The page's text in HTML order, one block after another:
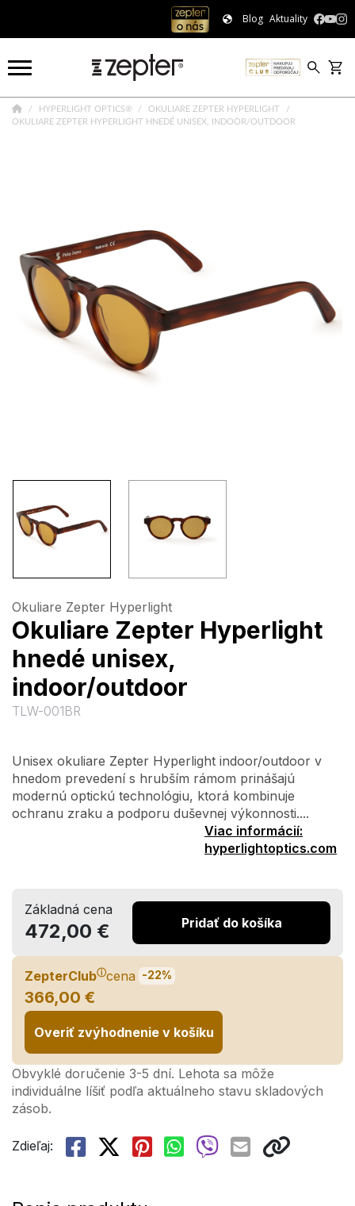
Blog Aktuality
HYPERLIGHT OPTICS®
OKULIARE ZEPTER HYPERLIGHT
OKULIARE ZEPTER HYPERLIGHT HNEDÉ UNISEX, INDOOR/OUTDOOR
Okuliare Zepter Hyperlight
Okuliare Zepter Hyperlight
hnedé unisex,
indoor/outdoor
TLW-001BR
Unisex okuliare Zepter Hyperlight indoor/outdoor v
hnedom prevedení s hrubším rámom prinášajú
modernú optickú technológiu, ktorá kombinuje
ochranu zraku a podporu duševnej výkonnosti....
Viac informácií:
hyperlightoptics.com
Základná cena
472,00 € Pridať do košíka
ZepterClubⓘcena -22%
366,00 €
Overiť zvýhodnenie v košíku
Obvyklé doručenie 3-5 dní. Lehota sa môže
individuálne líšiť podľa aktuálneho stavu skladových
zásob.
Zdieľaj: